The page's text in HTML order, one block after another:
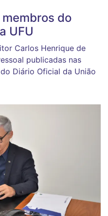
do
UFU
Carlos Henrique de
publicadas nas
Diário Oficial da União